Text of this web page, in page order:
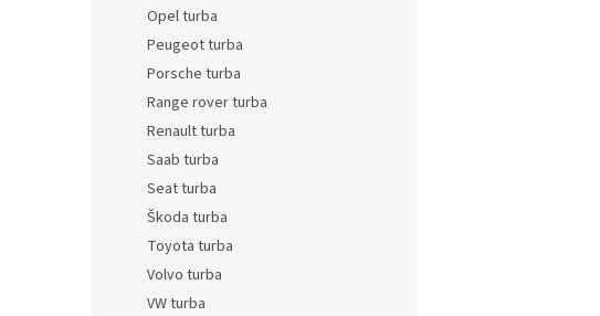
Opel turba
Peugeot turba
Porsche turba
Range rover turba
Renault turba
Saab turba
Seat turba
Škoda turba
Toyota turba
Volvo turba
VW turba